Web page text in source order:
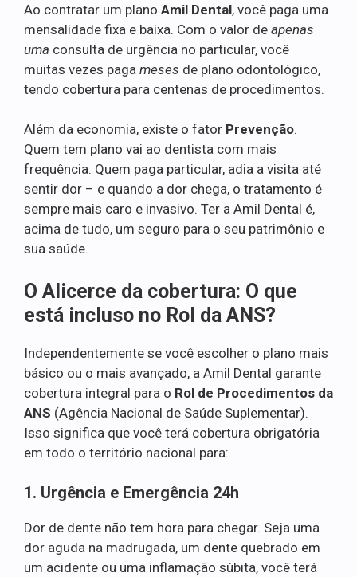
Ao contratar um plano Amil Dental, você paga uma
mensalidade fixa e baixa. Com o valor de apenas
uma consulta de urgência no particular, você
muitas vezes paga meses de plano odontológico,
tendo cobertura para centenas de procedimentos.
Além da economia, existe o fator Prevenção.
Quem tem plano vai ao dentista com mais
frequência. Quem paga particular, adia a visita até
sentir dor – e quando a dor chega, o tratamento é
sempre mais caro e invasivo. Ter a Amil Dental é,
acima de tudo, um seguro para o seu patrimônio e
sua saúde.
O Alicerce da cobertura: O que
está incluso no Rol da ANS?
Independentemente se você escolher o plano mais
básico ou o mais avançado, a Amil Dental garante
cobertura integral para o Rol de Procedimentos da
ANS (Agência Nacional de Saúde Suplementar).
Isso significa que você terá cobertura obrigatória
em todo o território nacional para:
1. Urgência e Emergência 24h
Dor de dente não tem hora para chegar. Seja uma
dor aguda na madrugada, um dente quebrado em
um acidente ou uma inflamação súbita, você terá